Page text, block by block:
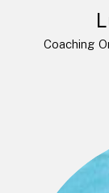
Coaching